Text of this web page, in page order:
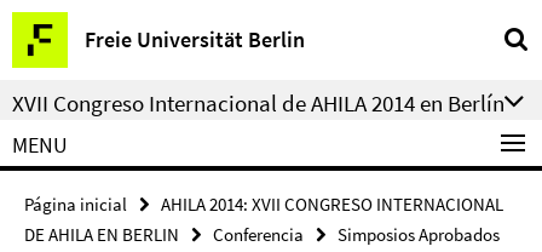
Springe
direkt
zu
Inhalt
Freie Universität Berlin
Herramientas
de
navegación
XVII Congreso Internacional de AHILA 2014 en Berlín
MENU
Página inicial
AHILA 2014: XVII CONGRESO INTERNACIONAL
DE AHILA EN BERLIN
Conferencia
Simposios Aprobados